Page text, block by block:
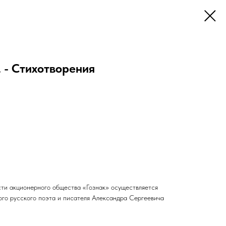
Стихотворения
акционерного общества «Гознак» осуществляется
русского поэта и писателя Александра Сергеевича